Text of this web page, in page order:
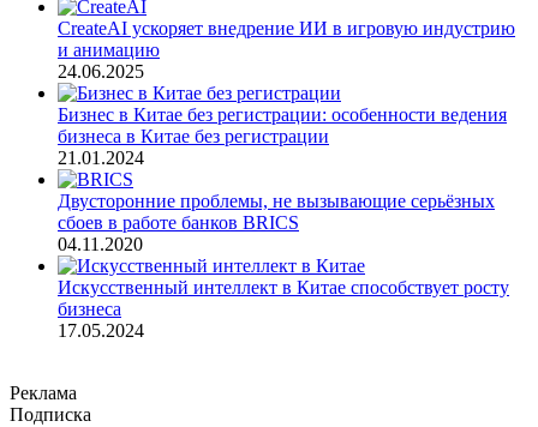
CreateAI ускоряет внедрение ИИ в игровую индустрию
и анимацию
24.06.2025
Бизнес в Китае без регистрации: особенности ведения
бизнеса в Китае без регистрации
21.01.2024
Двусторонние проблемы, не вызывающие серьёзных
сбоев в работе банков BRICS
04.11.2020
Искусственный интеллект в Китае способствует росту
бизнеса
17.05.2024
Реклама
Подписка